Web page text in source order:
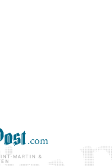
MARTIN &